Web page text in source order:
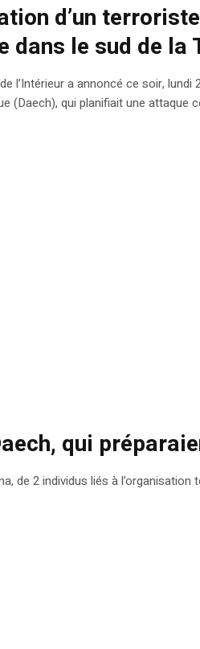
d’un
dans le sud de la
l’Intérieur a annoncé ce soir, lundi
(Daech), qui planifiait une
qui
de 2 individus liés à